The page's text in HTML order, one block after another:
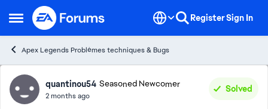
Open Side Menu
Skip to content RegisterSign In
Apex Legends Problèmes techniques & Bugs
Forum Discussion
quantinou54 Seasoned Newcomer
2 months ago
Solved